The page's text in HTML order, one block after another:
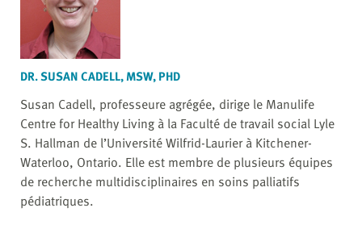
DR. SUSAN CADELL, MSW, PHD
Susan Cadell, professeure agrégée, dirige le Manulife
Centre for Healthy Living à la Faculté de travail social Lyle
S. Hallman de l’Université Wilfrid-Laurier à Kitchener-
Waterloo, Ontario. Elle est membre de plusieurs équipes
de recherche multidisciplinaires en soins palliatifs
pédiatriques.